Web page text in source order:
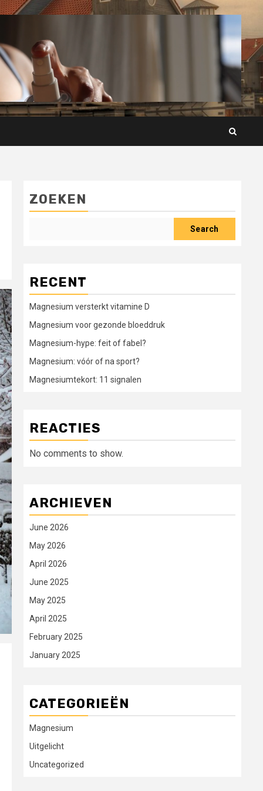
ZOEKEN
Search
RECENT
Magnesium versterkt vitamine D
Magnesium voor gezonde bloeddruk
Magnesium-hype: feit of fabel?
Magnesium: vóór of na sport?
Magnesiumtekort: 11 signalen
REACTIES
No comments to show.
ARCHIEVEN
June 2026
May 2026
April 2026
June 2025
May 2025
April 2025
February 2025
January 2025
CATEGORIEËN
Magnesium
Uitgelicht
Uncategorized